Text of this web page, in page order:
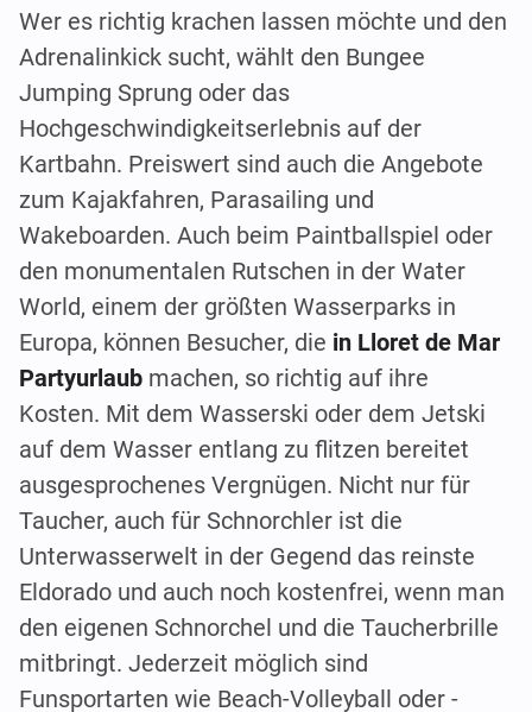
Wer es richtig krachen lassen möchte und den
Adrenalinkick sucht, wählt den Bungee
Jumping Sprung oder das
Hochgeschwindigkeitserlebnis auf der
Kartbahn. Preiswert sind auch die Angebote
zum Kajakfahren, Parasailing und
Wakeboarden. Auch beim Paintballspiel oder
den monumentalen Rutschen in der Water
World, einem der größten Wasserparks in
Europa, können Besucher, die in Lloret de Mar
Partyurlaub machen, so richtig auf ihre
Kosten. Mit dem Wasserski oder dem Jetski
auf dem Wasser entlang zu flitzen bereitet
ausgesprochenes Vergnügen. Nicht nur für
Taucher, auch für Schnorchler ist die
Unterwasserwelt in der Gegend das reinste
Eldorado und auch noch kostenfrei, wenn man
den eigenen Schnorchel und die Taucherbrille
mitbringt. Jederzeit möglich sind
Funsportarten wie Beach-Volleyball oder -